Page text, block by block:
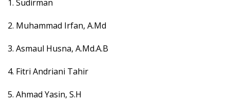
1. Sudirman
2. Muhammad Irfan, A.Md
3. Asmaul Husna, A.Md.A.B
4. Fitri Andriani Tahir
5. Ahmad Yasin, S.H